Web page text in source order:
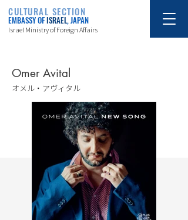
CULTURAL SECTION
EMBASSY OFISRAEL, JAPAN
Israel Ministry of Foreign Affairs
Omer Avital
オメル・アヴィタル